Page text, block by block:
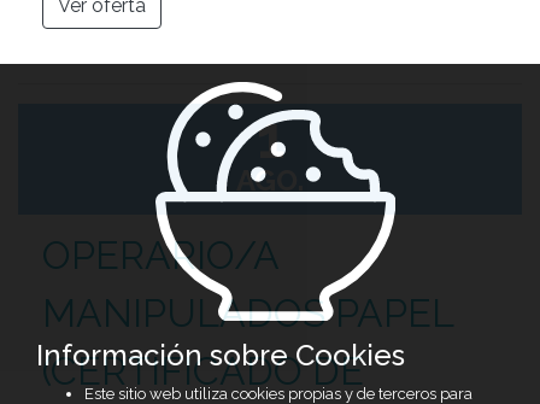
Ver oferta
1
AGO.
OPERARIO/A
MANIPULADOS PAPEL
(CERTIFICADO DE
Información sobre Cookies
Este sitio web utiliza cookies propias y de terceros para